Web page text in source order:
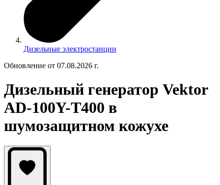
Дизельные электростанции
Обновление от 07.08.2026 г.
Дизельный генератор Vektor
AD-100Y-T400 в
шумозащитном кожухе